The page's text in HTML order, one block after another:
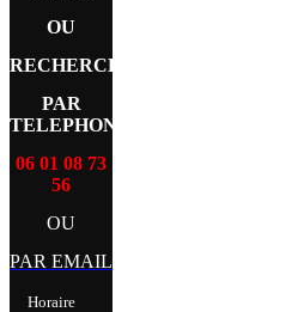
OU
RECHERCHE
PAR
TELEPHONE
06 01 08 73
56
OU
PAR EMAIL
Horaire